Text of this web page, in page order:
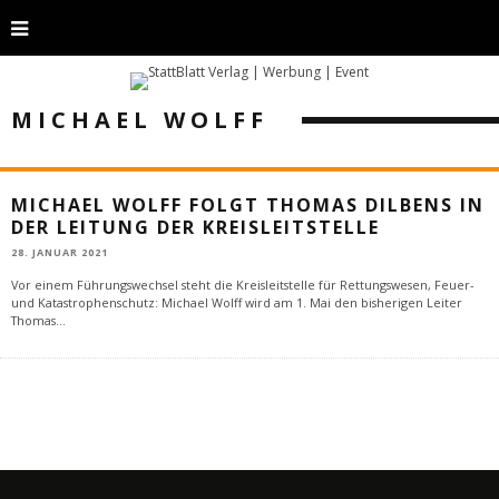
MICHAEL WOLFF
MICHAEL WOLFF FOLGT THOMAS DILBENS IN
DER LEITUNG DER KREISLEITSTELLE
28. JANUAR 2021
Vor einem Führungswechsel steht die Kreisleitstelle für Rettungswesen, Feuer-
und Katastrophenschutz: Michael Wolff wird am 1. Mai den bisherigen Leiter
Thomas...